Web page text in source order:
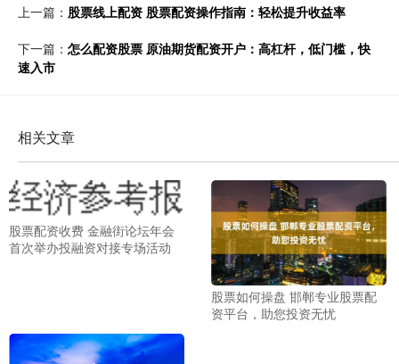
上一篇： 股票线上配资 股票配资操作指南：轻松提升收益率
下一篇： 怎么配资股票 原油期货配资开户：高杠杆，低门槛，快
速入市
相关文章
股票配资收费 金融街论坛年会
首次举办投融资对接专场活动
股票如何操盘 邯郸专业股票配
资平台，助您投资无忧